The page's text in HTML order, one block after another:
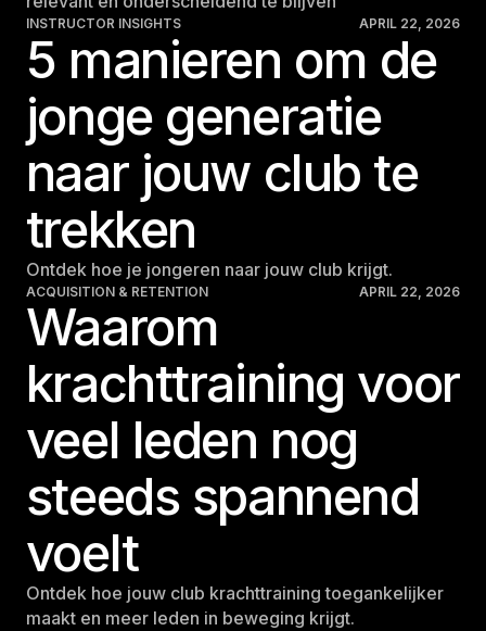
INSTRUCTOR INSIGHTS APRIL 22, 2026
5 manieren om de
jonge generatie
naar jouw club te
trekken
Ontdek hoe je jongeren naar jouw club krijgt.
ACQUISITION & RETENTION APRIL 22, 2026
Waarom
krachttraining voor
veel leden nog
steeds spannend
voelt
Ontdek hoe jouw club krachttraining toegankelijker
maakt en meer leden in beweging krijgt.